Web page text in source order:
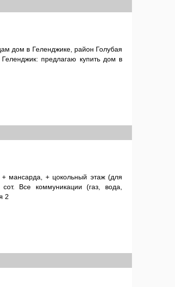
дом в Геленджике, район Голубая
предлагаю купить дом в
мансарда, + цокольный этаж (для
Все коммуникации (газ, вода,
2